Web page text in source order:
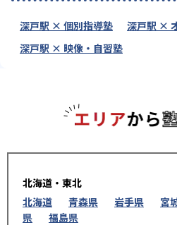
深戸駅 × 個別指導塾
深戸駅 ×
深戸駅 × 映像・自習塾
北海道・東北
北海道
青森県 岩手県 宮
県
福島県